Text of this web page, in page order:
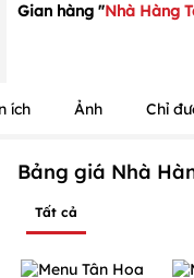
Gian hàng "Nhà Hàng
ích Ảnh Chỉ
Bảng giá Nhà
Tất cả